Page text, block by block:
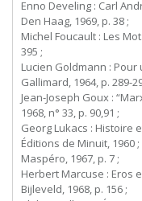
Enno Develing : Carl
Den Haag, 1969, p. 38 ;
Michel Foucault : Les
395 ;
Lucien Goldmann :
Gallimard, 1964, p. 289-
Jean-Joseph Goux :
1968, n° 33, p. 90,91 ;
Georg Lukacs : Histoire
Éditions de Minuit, 1960
Maspéro, 1967, p. 7 ;
Herbert Marcuse : Eros
Bijleveld, 1968, p. 156 ;